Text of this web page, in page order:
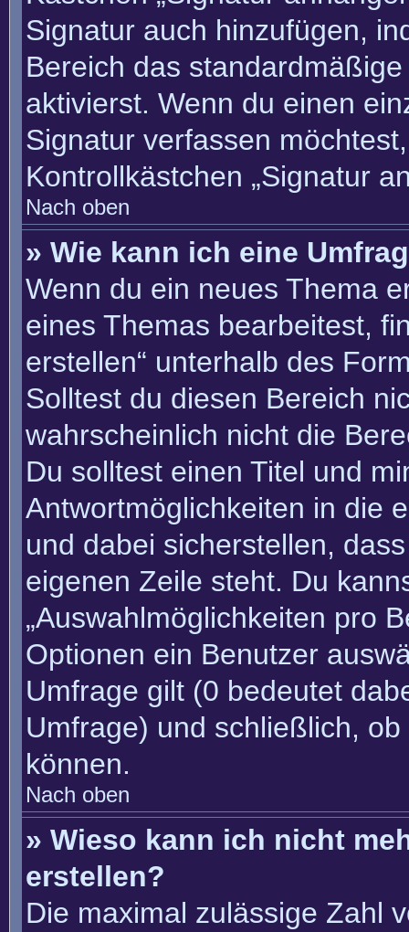
Signatur auch hinzufügen,
Bereich das
aktivierst. Wenn du einen
Signatur verfassen
Kontrollkästchen „Signatur
Nach oben
» Wie kann ich eine
Wenn du ein neues Thema
eines Themas bearbeitest,
erstellen“ unterhalb des
Solltest du diesen Bereich
wahrscheinlich nicht die
Du solltest einen Titel und
Antwortmöglichkeiten in die
und dabei sicherstellen,
eigenen Zeile steht. Du
„Auswahlmöglichkeiten pro
Optionen ein Benutzer
Umfrage gilt (0 bedeutet
Umfrage) und schließlich,
können.
Nach oben
» Wieso kann ich nicht
erstellen?
Die maximal zulässige Zahl